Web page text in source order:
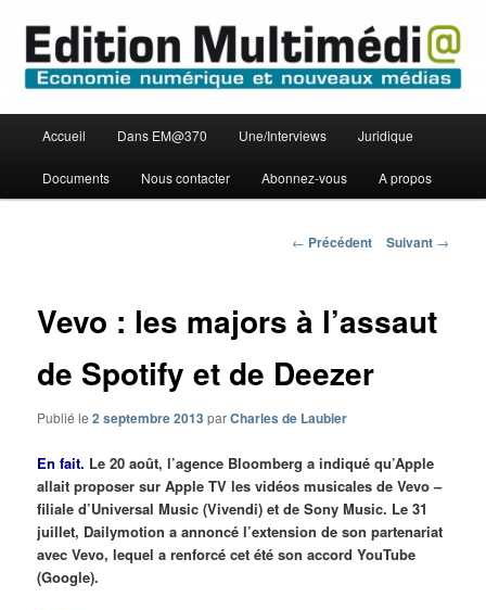
contenu
principalEdition Multimédi@
principal
Accueil Dans EM@370 Une/Interviews Juridique
Documents Nous contacter Abonnez-vous A propos
Navigation
← Précédent Suivant →
Vevo : les majors à l’assaut
de Spotify et de Deezer
Publié le2 septembre 2013 parCharles de Laubier
En fait. Le 20 août, l’agence Bloomberg a indiqué qu’Apple
allait proposer sur Apple TV les vidéos musicales de Vevo –
filiale d’Universal Music (Vivendi) et de Sony Music. Le 31
juillet, Dailymotion a annoncé l’extension de son partenariat
avec Vevo, lequel a renforcé cet été son accord YouTube
(Google).